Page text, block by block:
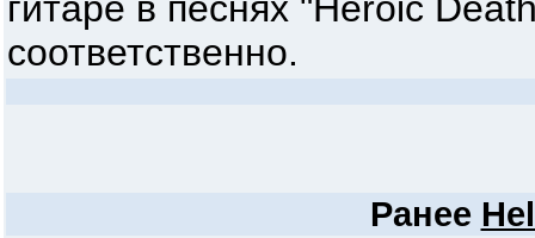
соответственно.
Ранее